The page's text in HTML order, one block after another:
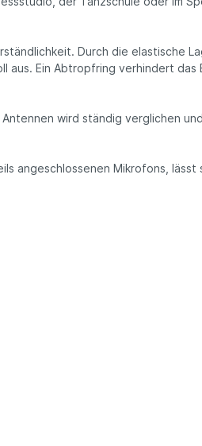
Durch die elastische
Ein Abtropfring verhindert das
wird ständig verglichen
angeschlossenen Mikrofons, lässt